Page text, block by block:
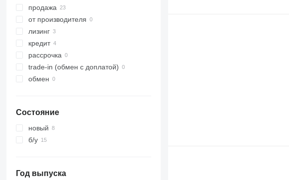
продажа
от производителя
лизинг
кредит
рассрочка
trade-in (обмен с доплатой)
обмен
Состояние
новый
б/у
Год выпуска